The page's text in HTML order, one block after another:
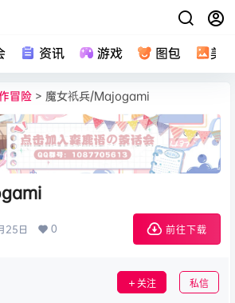
资讯 游戏 图包 美
冒险 > 魔女祇兵/Majogami
25日 0 前往下载
关注 私信